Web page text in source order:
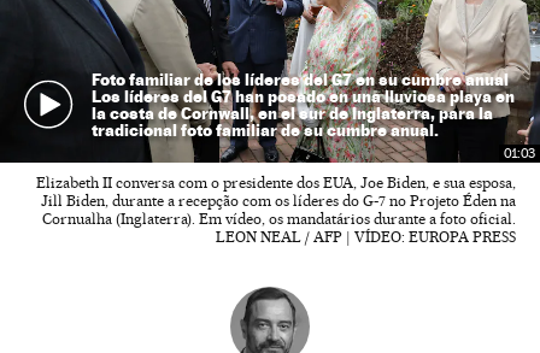
01:03
Foto familiar de los líderes del G7 en su cumbre anual
Los líderes del G7 han posado en una lluviosa playa en
la costa de Cornwall, en el sur de Inglaterra, para la
tradicional foto familiar de su cumbre anual.
Elizabeth II conversa com o presidente dos EUA, Joe Biden, e sua esposa,
Jill Biden, durante a recepção com os líderes do G-7 no Projeto Éden na
Cornualha (Inglaterra). Em vídeo, os mandatários durante a foto oficial.
LEON NEAL / AFP | VÍDEO: EUROPA PRESS